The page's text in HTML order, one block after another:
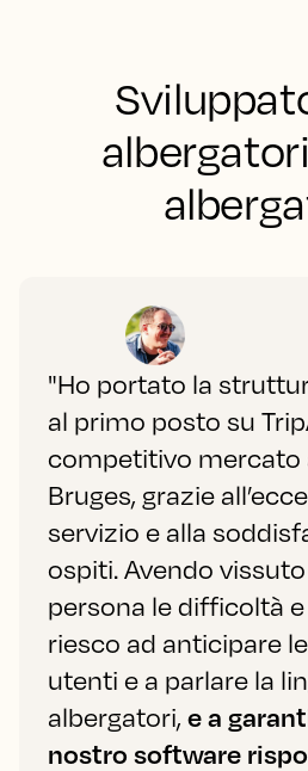
"Ho portato la
al primo posto su
competitivo mercato
Bruges, grazie
servizio e alla
ospiti. Avendo
persona le difficoltà
riesco ad anticipare
utenti e a parlare la
albergatori, e a
nostro software